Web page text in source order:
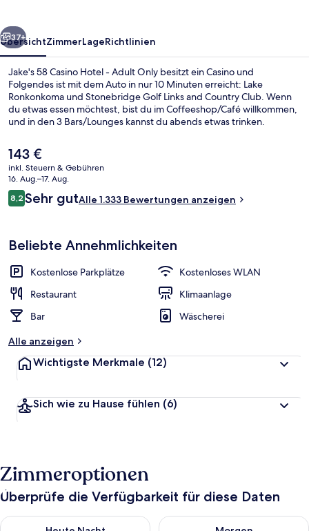
Only
Weiter
37+
ÜbersichtZimmerLageRichtlinien
Jake's 58 Casino Hotel - Adult Only besitzt ein Casino und
Folgendes ist mit dem Auto in nur 10 Minuten erreicht: Lake
Ronkonkoma und Stonebridge Golf Links and Country Club. Wenn
du etwas essen möchtest, bist du im Coffeeshop/Café willkommen,
und in den 3 Bars/Lounges kannst du abends etwas trinken.
entfernt: Stony Brook University und Smith Haven Mall
(Einkaufszentrum). Andere Reisende lieben das hilfsbereite
Personal.
Der
aktuelle
Preis
beträgt
143 €.
143 €
inkl. Steuern & Gebühren
16. Aug.–17. Aug.
Bewertungen
8,28,2 von 10.
Sehr gutAlle 1.333 Bewertungen anzeigen
Beliebte Annehmlichkeiten
Kostenlose Parkplätze
Kostenloses WLAN
Restaurant
Klimaanlage
Bar
Wäscherei
Alle anzeigen
Wichtigste Merkmale (12)
Sich wie zu Hause fühlen (6)
Zimmeroptionen
Überprüfe die Verfügbarkeit für diese Daten
Überprüfe die Verfügbarkeit für heute Nacht, Aug. 9 - Aug.
Überprüfe die Verfügbarkeit